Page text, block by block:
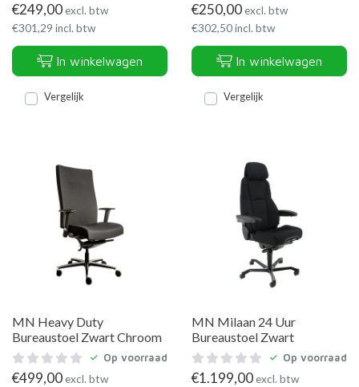
€249,00excl. btw
€301,29 incl. btw
In winkelwagen
Vergelijk
€250,00excl. btw
€302,50incl. btw
In winkelwagen
Vergelijk
MN Heavy Duty
Bureaustoel Zwart Chroom
Op voorraad
€499,00excl. btw
MN Milaan 24 Uur
Bureaustoel Zwart
Op voorraad
€1.199,00excl. btw